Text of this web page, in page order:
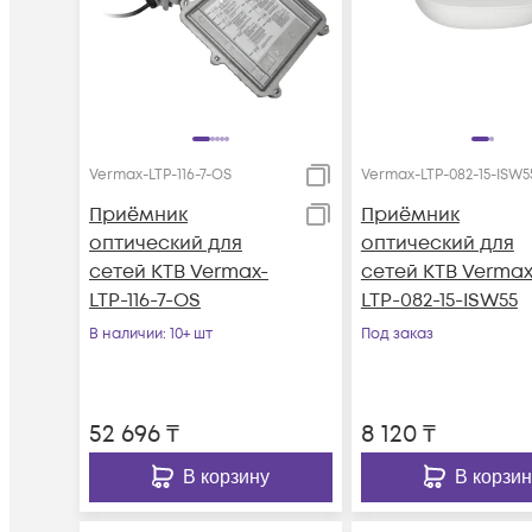
Vermax-LTP-116-7-OS
Приёмник
оптический для
сетей КТВ Vermax-
LTP-116-7-OS
В наличии: 10+ шт
52 696₸
В корзину
Vermax-LTP-082-15-
Приёмник
оптический для
сетей КТВ
LTP-082-15-ISW55
Под заказ
8 120₸
В